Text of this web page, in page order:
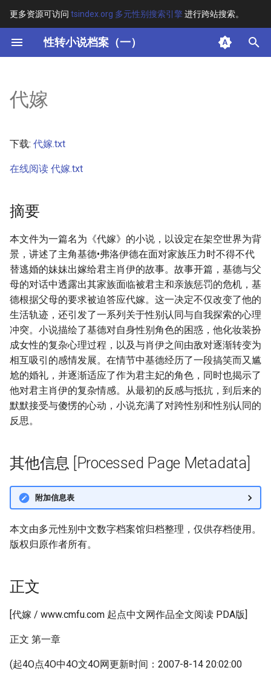
更多资源可访问 tsindex.org 多元性别搜索引擎进行跨站搜索。
性转小说档案（一）
键
搜
索
其他信息 [Processed Page
代嫁
下载: 代嫁.txt
在线阅读 代嫁.txt
摘要
本文件为一篇名为《代嫁》的小说，以设定在架空世界为背
景，讲述了主角基德•弗洛伊德在面对家族压力时不得不代
替逃婚的妹妹出嫁给君主肖伊的故事。故事开篇，基德与父
母的对话中透露出其家族面临被君主和亲族惩罚的危机，基
德根据父母的要求被迫答应代嫁。这一决定不仅改变了他的
生活轨迹，还引发了一系列关于性别认同与自我探索的心理
冲突。小说描绘了基德对自身性别角色的困惑，他化妆装扮
成女性的复杂心理过程，以及与肖伊之间由敌对逐渐转变为
相互吸引的感情发展。在情节中基德经历了一段搞笑而又尴
尬的婚礼，并逐渐适应了作为君主妃的角色，同时也揭示了
他对君主肖伊的复杂情感。从最初的反感与抵抗，到后来的
默默接受与傻愣的心动，小说充满了对跨性别和性别认同的
反思。
其他信息 [Processed Page Metadata]
附加信息表
本文由多元性别中文数字档案馆归档整理，仅供存档使用。
版权归原作者所有。
正文
[代嫁 / www.cmfu.com 起点中文网作品全文阅读 PDA版]
正文 第一章
(起4O点4O中4O文4O网更新时间：2007-8-14 20:02:00